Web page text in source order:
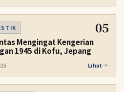
05
Mengingat Kengerian
1945 di Kofu, Jepang
Lihat